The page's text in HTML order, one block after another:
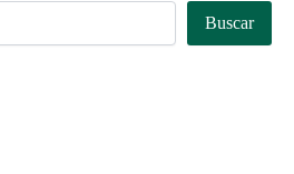
Buscar